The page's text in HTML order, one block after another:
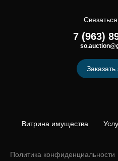
Витрина имущества
Политика конфиденциальности
7 (963)
Заказать